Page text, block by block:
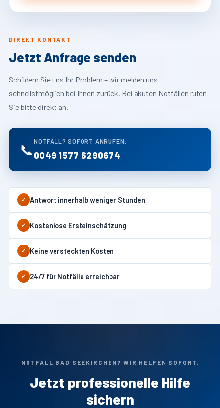
DIREKT KONTAKT
Jetzt Anfrage senden
Schildern Sie uns Ihr Problem – wir melden uns
schnellstmöglich bei Ihnen zurück. Bei akuten Notfällen rufen
Sie bitte direkt an.
📞 NOTFALL? SOFORT ANRUFEN:
0049 1577 6290674
✓ Antwort innerhalb weniger Stunden
✓ Kostenlose Ersteinschätzung
✓ Keine versteckten Kosten
✓ 24/7 für Notfälle erreichbar
NOTFALL BAD SEEKIRCHEN? WIR HELFEN SOFORT.
Jetzt professionelle Hilfe
sichern